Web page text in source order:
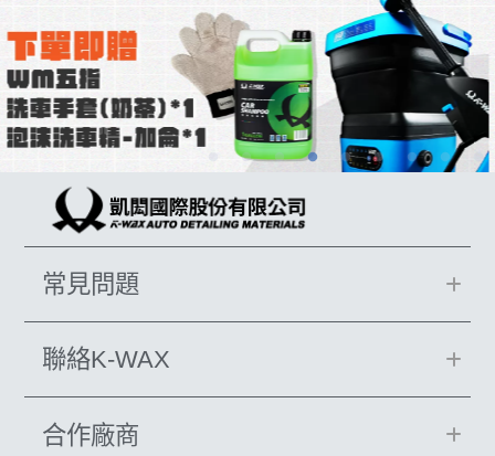
常見問題
聯絡K-WAX
合作廠商